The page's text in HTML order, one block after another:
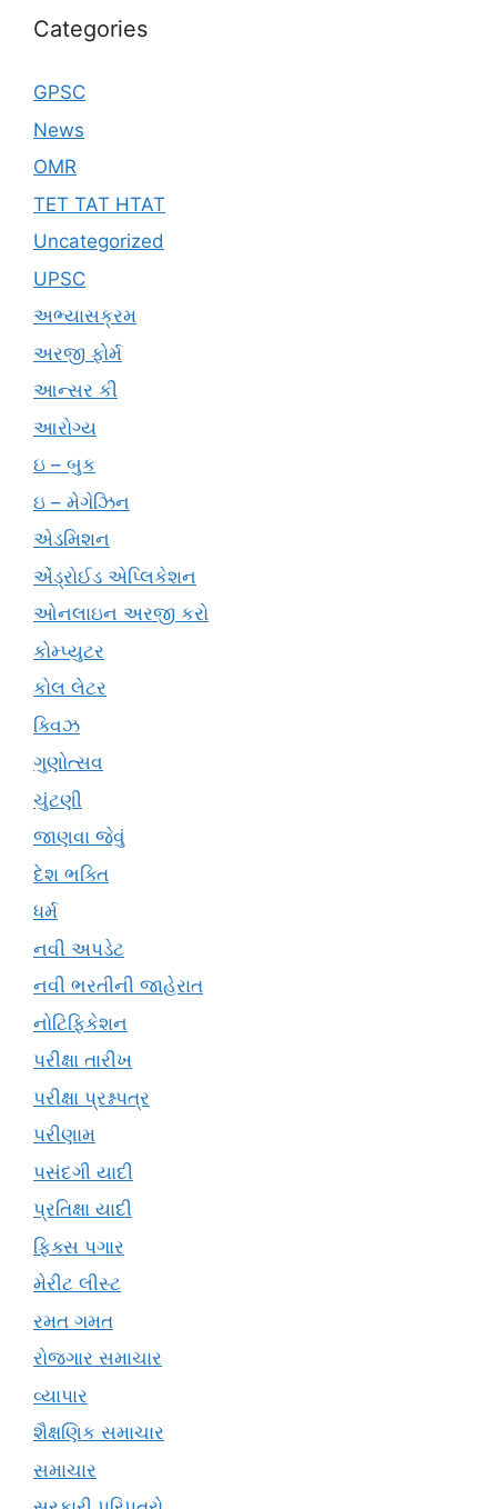
Categories
GPSC
News
OMR
TET TAT HTAT
Uncategorized
UPSC
અભ્યાસક્રમ
અરજી ફોર્મ
આન્સર કી
આરોગ્ય
ઇ – બુક
ઇ – મેગેઝિન
એડમિશન
એંડ્રોઈડ એપ્લિકેશન
ઓનલાઇન અરજી કરો
કોમ્પ્યુટર
કોલ લેટર
ક્વિઝ
ગુણોત્સવ
ચુંટણી
જાણવા જેવું
દેશ ભક્તિ
ધર્મ
નવી અપડેટ
નવી ભરતીની જાહેરાત
નોટિફિકેશન
પરીક્ષા તારીખ
પરીક્ષા પ્રશ્નપત્ર
પરીણામ
પસંદગી યાદી
પ્રતિક્ષા યાદી
ફિક્સ પગાર
મેરીટ લીસ્ટ
રમત ગમત
રોજગાર સમાચાર
વ્યાપાર
શૈક્ષણિક સમાચાર
સમાચાર